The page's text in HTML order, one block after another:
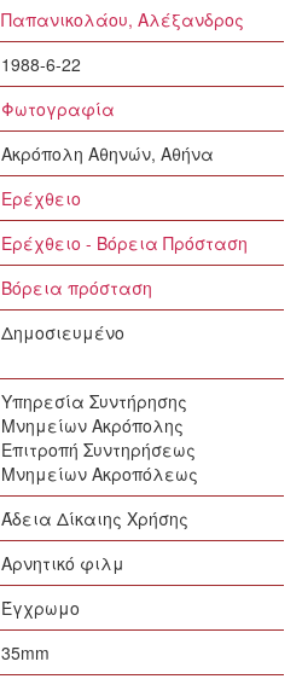
Παπανικολάου, Αλέξανδρος
1988-6-22
Φωτογραφία
Ακρόπολη Αθηνών, Αθήνα
Ερέχθειο
Ερέχθειο - Βόρεια Πρόσταση
Βόρεια πρόσταση
Δημοσιευμένο
Υπηρεσία Συντήρησης
Μνημείων Ακρόπολης
Επιτροπή Συντηρήσεως
Μνημείων Ακροπόλεως
Άδεια Δίκαιης Χρήσης
Αρνητικό φιλμ
Έγχρωμο
35mm